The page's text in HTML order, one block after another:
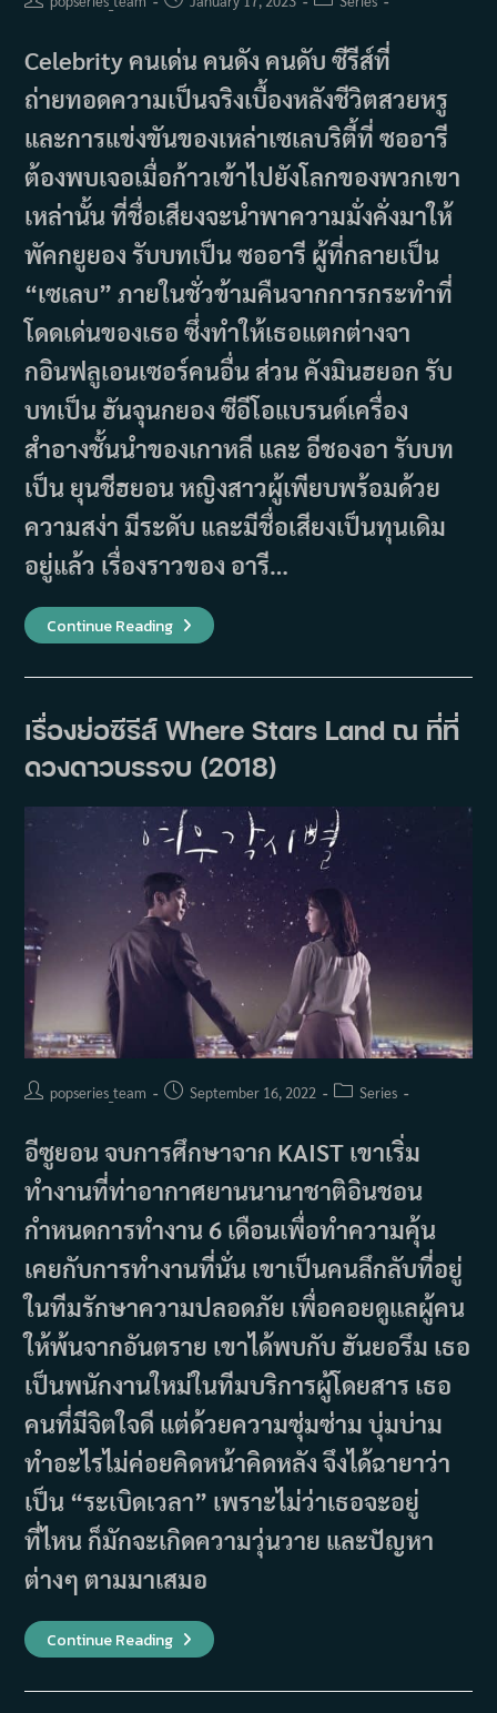
Celebrity คนเด่น คนดัง คนดับ ซีรีส์ที่
ถ่ายทอดความเป็นจริงเบื้องหลังชีวิตสวยหรู
และการแข่งขันของเหล่าเซเลบริตี้ที่ ซออารี
ต้องพบเจอเมื่อก้าวเข้าไปยังโลกของพวกเขา
เหล่านั้น ที่ชื่อเสียงจะนำพาความมั่งคั่งมาให้
พัคกยูยอง รับบทเป็น ซออารี ผู้ที่กลายเป็น
“เซเลบ” ภายในชั่วข้ามคืนจากการกระทำที่
โดดเด่นของเธอ ซึ่งทำให้เธอแตกต่างจา
กอินฟลูเอนเซอร์คนอื่น ส่วน คังมินฮยอก รับ
บทเป็น ฮันจุนกยอง ซีอีโอแบรนด์เครื่อง
สำอางชั้นนำของเกาหลี และ​ อีชองอา รับบท
เป็น ยุนชีฮยอน หญิงสาวผู้เพียบพร้อมด้วย
ความสง่า มีระดับ และมีชื่อเสียงเป็นทุนเดิม
อยู่แล้ว เรื่องราวของ อารี…
Continue Readingเรื่อง
ย่อ
รีส์
เด่น
คน
คน
ดับ
เรื่องย่อซีรีส์ Where Stars Land ณ ที่ที่
ดวงดาวบรรจบ (2018)
Postpopseries_team
PostSeptember 16, 2022
PostSeries
อีซูยอน จบการศึกษาจาก KAIST เขาเริ่ม
ทำงานที่ท่าอากาศยานนานาชาติอินชอน
กำหนดการทำงาน 6 เดือนเพื่อทำความคุ้น
เคยกับการทำงานที่นั่น เขาเป็นคนลึกลับที่อยู่
ในทีมรักษาความปลอดภัย เพื่อคอยดูแลผู้คน
ให้พ้นจากอันตราย เขาได้พบกับ ฮันยอรึม เธอ
เป็นพนักงานใหม่ในทีมบริการผู้โดยสาร เธอ
คนที่มีจิตใจดี แต่ด้วยความซุ่มซ่าม บุ่มบ่าม
ทำอะไรไม่ค่อยคิดหน้าคิดหลัง จึงได้ฉายาว่า
เป็น “ระเบิดเวลา” เพราะไม่ว่าเธอจะอยู่
ที่ไหน ก็มักจะเกิดความวุ่นวาย และปัญหา
ต่างๆ ตามมาเสมอ
Continue Readingเรื่อง
ย่อ
รีส์